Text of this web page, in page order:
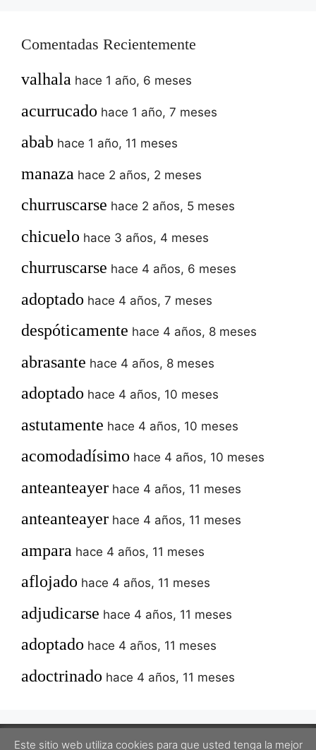
Comentadas Recientemente
valhala hace 1 año, 6 meses
acurrucado hace 1 año, 7 meses
abab hace 1 año, 11 meses
manaza hace 2 años, 2 meses
churruscarse hace 2 años, 5 meses
chicuelo hace 3 años, 4 meses
churruscarse hace 4 años, 6 meses
adoptado hace 4 años, 7 meses
despóticamente hace 4 años, 8 meses
abrasante hace 4 años, 8 meses
adoptado hace 4 años, 10 meses
astutamente hace 4 años, 10 meses
acomodadísimo hace 4 años, 10 meses
anteanteayer hace 4 años, 11 meses
anteanteayer hace 4 años, 11 meses
ampara hace 4 años, 11 meses
aflojado hace 4 años, 11 meses
adjudicarse hace 4 años, 11 meses
adoptado hace 4 años, 11 meses
adoctrinado hace 4 años, 11 meses
Este sitio web utiliza cookies para que usted tenga la mejor